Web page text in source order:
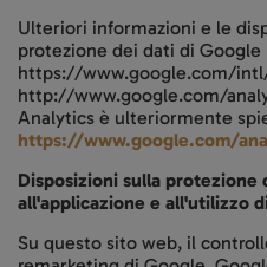
Ulteriori informazioni e le
protezione dei dati di
https://www.google.com/
http://www.google.com/
Analytics è ulteriormente
https://www.google.com/
Disposizioni sulla protezione
all'applicazione e all'utilizzo
Su questo sito web, il